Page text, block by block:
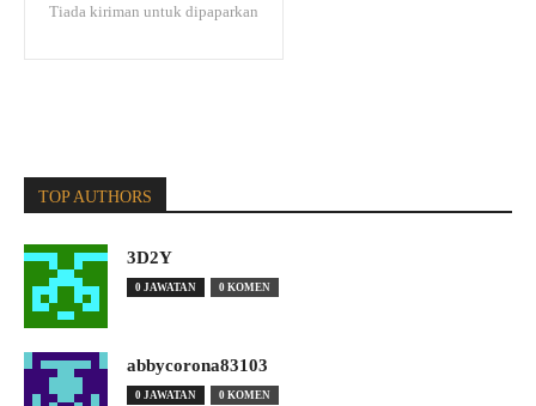
Tiada kiriman untuk dipaparkan
TOP AUTHORS
3D2Y
0 JAWATAN 0 KOMEN
abbycorona83103
0 JAWATAN 0 KOMEN